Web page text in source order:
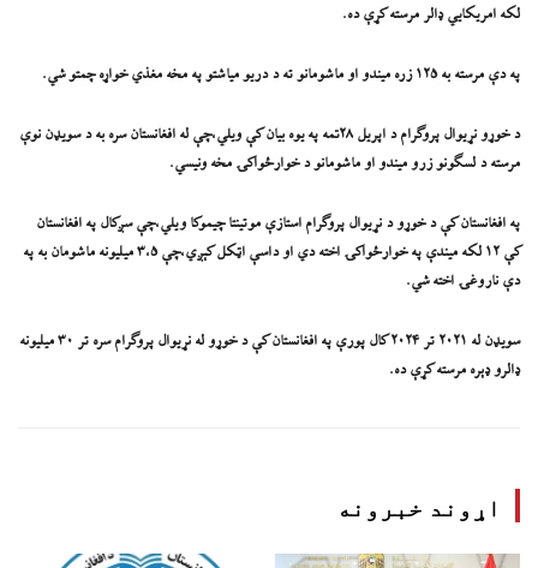
لکه امریکایي ډالر مرسته کړې ده.
په دې مرسته به ١٢٥ زره میندو او ماشومانو ته د دریو میاشتو په مخه مغذي خواړه چمتو شي.
د خوړو نړیوال پروګرام د اپریل ٢٨تمه په یوه بیان کې ویلي،چې له افغانستان سره به د سویډن نوې
مرسته د لسګونو زرو میندو او ماشومانو د خوارځواکۍ مخه ونیسي.
په افغانستان کې د خوړو د نړیوال پروګرام استازې موتینتا چیموکا ويلي،چې سږکال په افغانستان
کې ۱۲ لکه میندې په خوارځواکۍ اخته دي او داسې اټکل کېږي،چې ۳،۵ میلیونه ماشومان به په
دې ناروغۍ اخته شي.
سویډن له ۲۰۲۱ تر ۲۰۲۴ کال پورې په افغانستان کې د خوړو له نړیوال پروګرام سره تر ۳۰ میلیونه
ډالرو ډېره مرسته کړې ده.
اړوند خبرونه